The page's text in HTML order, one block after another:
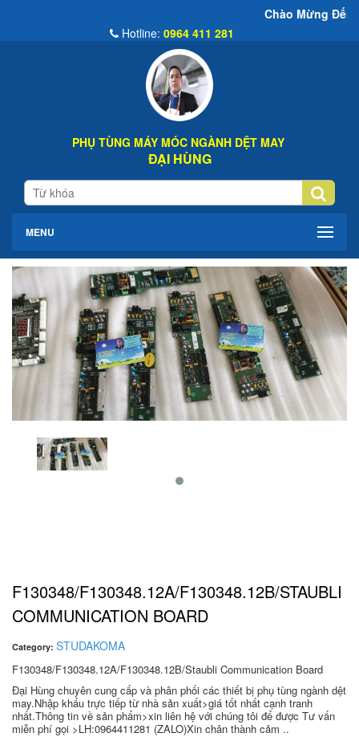
Chào Mừng Đến Website Đại
Hotline: 0964 411 281
PHỤ TÙNG MÁY MÓC NGÀNH DỆT MAY
ĐẠI HÙNG
MENU
F130348/F130348.12A/F130348.12B/STAUBLI
COMMUNICATION BOARD
Category: STUDAKOMA
F130348/F130348.12A/F130348.12B/Staubli Communication Board
Đại Hùng chuyên cung cấp và phân phối các thiết bị phụ tùng ngành dệt
may.Nhập khẩu trực tiếp từ nhà sản xuất>giá tốt nhất cạnh tranh
nhất.Thông tin về sản phẩm>xin liên hệ với chúng tôi để được Tư vấn
miễn phí gọi >LH:0964411281 (ZALO)Xin chân thành cảm ..